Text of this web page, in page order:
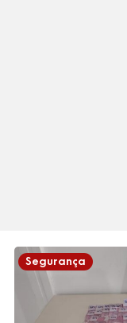
Segurança